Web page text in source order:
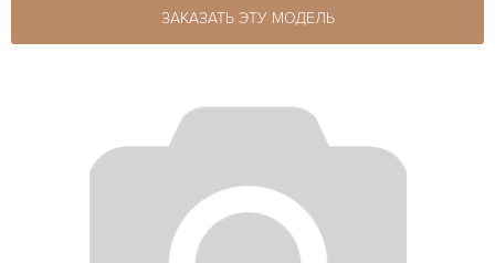
ЗАКАЗАТЬ ЭТУ МОДЕЛЬ